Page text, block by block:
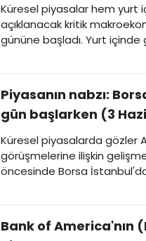
Küresel piyasalar hem yurt
açıklanacak kritik
gününe başladı. Yurt içinde
çevrilirken, yarın gelecek
yatırımcılarda temkinli bir
Piyasanın nabzı:
gün başlarken (3
Küresel piyasalarda gözler
görüşmelerine ilişkin
öncesinde Borsa İstanbul'da
Bank of America'nın